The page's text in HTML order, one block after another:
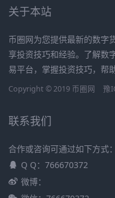
关于本站
币圈网为您提供最新的数字
享投资技巧和经验。了解数
易平台，掌握投资技巧，帮
Copyright © 2019 币圈网 豫
联系我们
合作或咨询可通过如下方式：
Q Q：766670372
微博：